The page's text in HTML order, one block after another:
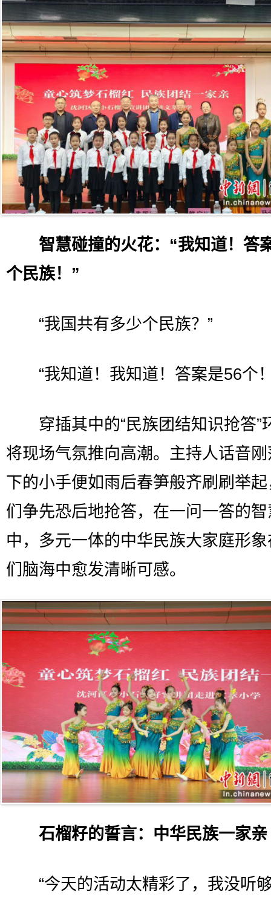
智慧碰撞的火花：“我知道！答
个民族！”
“我国共有多少个民族？”
“我知道！我知道！答案是56个
穿插其中的“民族团结知识抢答”
将现场气氛推向高潮。主持人话音
下的小手便如雨后春笋般齐刷刷举
们争先恐后地抢答，在一问一答的
中，多元一体的中华民族大家庭形
们脑海中愈发清晰可感。
石榴籽的誓言：中华民族一家亲
“今天的活动太精彩了，我没听